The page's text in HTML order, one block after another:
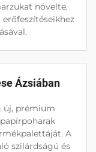
növelte,
Ázsiában
új, prémium
A
szilárdságú és